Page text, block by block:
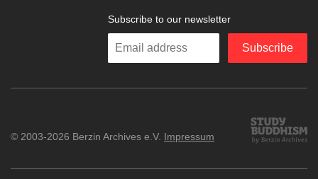
Subscribe to our newsletter
Enter
Subscribe
Study
Buddhism
© 2003-2026 Berzin Archives e.V. Impressum